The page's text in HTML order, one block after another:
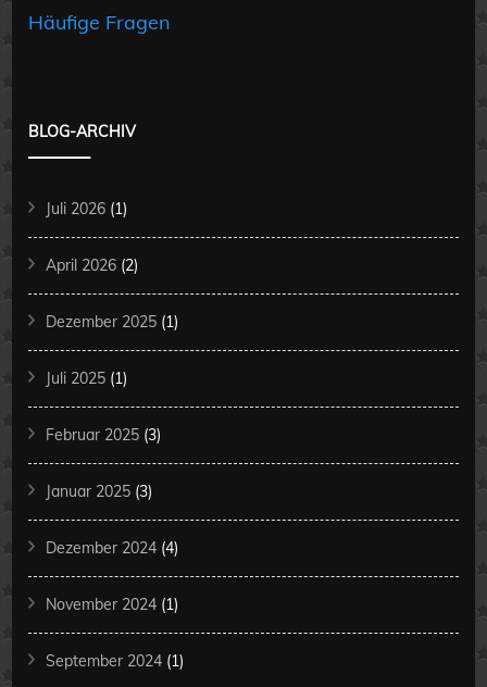
Häufige Fragen
BLOG-ARCHIV
Juli 2026 (1)
April 2026 (2)
Dezember 2025 (1)
Juli 2025 (1)
Februar 2025 (3)
Januar 2025 (3)
Dezember 2024 (4)
November 2024 (1)
September 2024 (1)